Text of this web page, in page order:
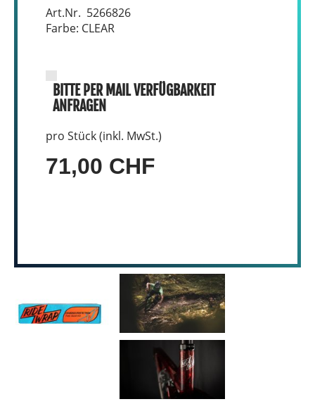
Art.Nr. 5266826
Farbe: CLEAR
BITTE PER MAIL VERFÜGBARKEIT
ANFRAGEN
pro Stück (inkl. MwSt.)
71,00 CHF